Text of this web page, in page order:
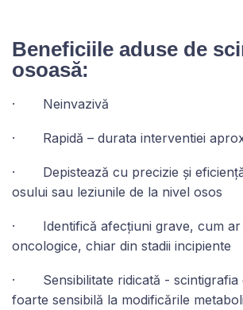
Beneficiile aduse de
osoasă:
· Neinvazivă
· Rapidă – durata interventiei
· Depistează cu precizie și
osului sau leziunile de la nivel osos
· Identifică afecțiuni grave, cum ar
oncologice, chiar din stadii incipiente
· Sensibilitate ridicată - scintigrafia
foarte sensibilă la modificările